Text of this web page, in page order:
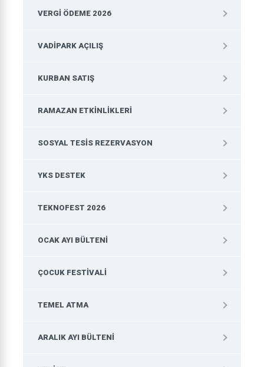
VERGI ÖDEME 2026
VADIPARK AÇILIŞ
KURBAN SATIŞ
RAMAZAN ETKINLIKLERI
SOSYAL TESIS REZERVASYON
YKS DESTEK
TEKNOFEST 2026
OCAK AYI BÜLTENI
ÇOCUK FESTIVALI
TEMEL ATMA
ARALIK AYI BÜLTENI